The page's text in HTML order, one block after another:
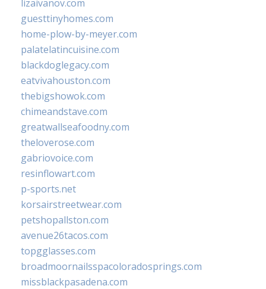
lizaivanov.com
guesttinyhomes.com
home-plow-by-meyer.com
palatelatincuisine.com
blackdoglegacy.com
eatvivahouston.com
thebigshowok.com
chimeandstave.com
greatwallseafoodny.com
theloverose.com
gabriovoice.com
resinflowart.com
p-sports.net
korsairstreetwear.com
petshopallston.com
avenue26tacos.com
topgglasses.com
broadmoornailsspacoloradosprings.com
missblackpasadena.com